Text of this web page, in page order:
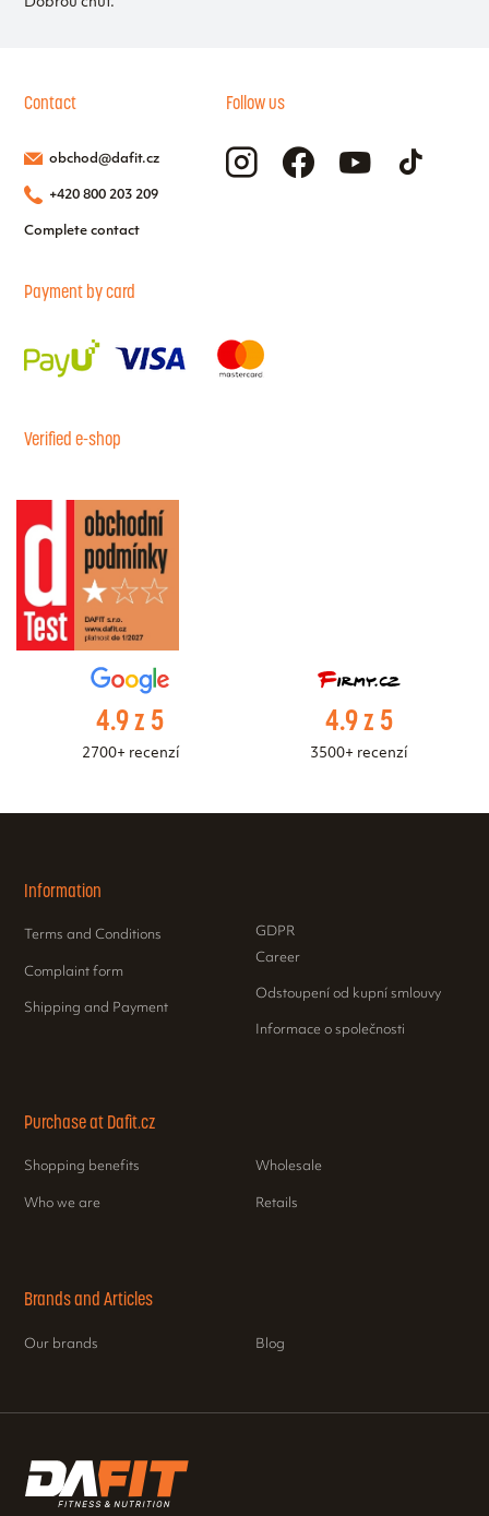
Contact
obchod@dafit.cz
+420 800 203 209
Complete contact
Follow us
Payment by card
Verified e-shop
4.9 z 5
2700+ recenzí
4.9 z 5
3500+ recenzí
Information
Terms and Conditions
Complaint form
Shipping and Payment
GDPR
Career
Odstoupení od kupní smlouvy
Informace o společnosti
Purchase at Dafit.cz
Shopping benefits
Who we are
Wholesale
Retails
Brands and Articles
Our brands Blog